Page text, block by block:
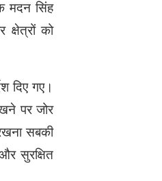
मदन सिंह
क्षेत्रों को
दिए गए।
पर जोर
सबकी
सुरक्षित